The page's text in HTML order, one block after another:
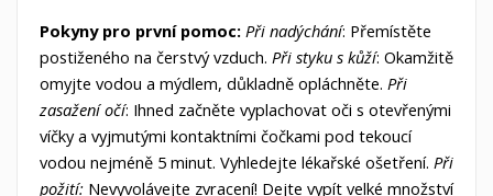
Pokyny pro první pomoc: Při nadýchání: Přemístěte
postiženého na čerstvý vzduch. Při styku s kůží: Okamžitě
omyjte vodou a mýdlem, důkladně opláchněte. Při
zasažení očí: Ihned začněte vyplachovat oči s otevřenými
víčky a vyjmutými kontaktními čočkami pod tekoucí
vodou nejméně 5 minut. Vyhledejte lékařské ošetření. Při
požití: Nevyvolávejte zvracení! Dejte vypít velké množství